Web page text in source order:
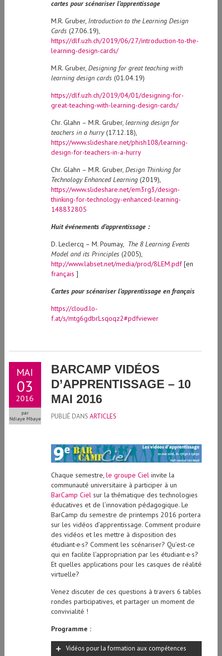
cartes pour scénariser l’apprentissage
M.R. Gruber, Introduction to the Learning Design
Cards (27.06.19),
https://dlf.uzh.ch/2019/06/27/introduction-to-the-
learning-design-cards/
M.R. Gruber, Designing for great teaching with
learning design cards (01.04.19)
https://dlf.uzh.ch/2019/04/01/designing-for-
great-teaching-with-learning-design-cards/
Chr. Glahn – M.R. Gruber, learning design for
teachers in a hurry(17.12.18),
https://www.slideshare.net/phish108/learning-
design-for-teachers-in-a-hurry
Chr. Glahn – M.R. Gruber, Design Thinking for
Technology Enhanced Learning (2019),
https://www.slideshare.net/em3rg3/design-
thinking-for-technology-enhanced-learning-
148832805
Huit événements d’apprentissage :
D. Leclercq – M. Poumay, The 8 Learning Events
Model and its Principles(2005),
http://www.labset.net/media/prod/8LEM.pdf[en
français ]
Cartes pour scénariser l’apprentissage en français
https://cloud.lo-
f.at/s/mtg6gdbrLsqoqz2#pdfviewer
MAI
03
2016
par
Ndiaye Mbaye
BARCAMP VIDÉOS
D’APPRENTISSAGE – 10
MAI 2016
PUBLIÉ DANS ARTICLES
Chaque semestre, le groupe Ciel invite la
communauté universitaire à participer à un
BarCamp Ciel sur la thématique des technologies
éducatives et de l’innovation pédagogique. Le
BarCamp du semestre de printemps 2016 portera
sur les vidéos d’apprentissage. Comment produire
des vidéos et les mettre à disposition des
étudiant·e·s? Comment les scénariser? Qu’est-ce
qui en facilite l’appropriation par les étudiant·e·s?
Et quelles applications pour les casques de réalité
virtuelle?
Venez discuter de ces questions à travers 6 tables
rondes participatives, et partager un moment de
convivialité !
Programme :
Vidéos pour la formation aux compétences